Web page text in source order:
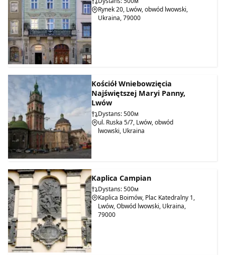
wydarzenia artystyczne. Najbardziej znane wydarzenia to
letni "Kinolew" i zimowo-wiosenno-jesienny "Lwów - Stolica
Rzemiosła". Samo Muzeum Idei ulokowało się w części piwnic
klasztoru, gdzie obecnie odbywają się różne wystawy i
prezentacje.
Rynek 20, Lwów, obwód lwowski,
Ukraina, 79000
Kościół Wniebowzięcia
Najświętszej Maryi Panny,
Lwów
Dystans: 500м
ul. Ruska 5/7, Lwów, obwód
lwowski, Ukraina
Kaplica Campian
Dystans: 500м
Kaplica Boimów, Plac Katedralny 1,
Lwów, Obwód lwowski, Ukraina,
79000